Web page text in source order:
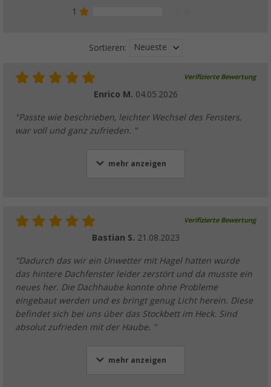
1
Sortieren: Neueste
Verifizierte Bewertung
Enrico M. 04.05.2026
"Passte wie beschrieben, leichter Wechsel des Fensters,
war voll und ganz zufrieden. "
mehr anzeigen
Verifizierte Bewertung
Bastian S. 21.08.2023
"Dadurch das wir ein Unwetter mit Hagel hatten wurde
das hintere Dachfenster leider zerstört und da musste ein
neues her. Die Dachhaube konnte ohne Probleme
eingebaut werden und es bringt genug Licht herein. Diese
befindet sich bei uns über das Stockbett im Heck. Sind
absolut zufrieden mit der Haube. "
mehr anzeigen